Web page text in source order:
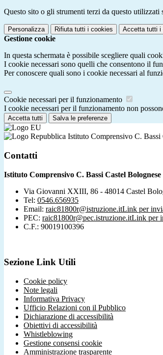
Questo sito o gli strumenti terzi da questo
Personalizza Rifiuta tutti i cookies Accetta tutti i
Gestione cookie
In questa schermata è possibile scegliere quali
I cookie necessari sono quelli che consentono il
Per conoscere quali sono i cookie necessari al
Cookie necessari per il funzionamento
I cookie necessari per il funzionamento non
Accetta tutti Salva le preferenze
Istituto Comprensivo C. Bassi
Contatti
Istituto Comprensivo C. Bassi Castel Bolognese
Via Giovanni XXIII, 86 - 48014 Castel
Tel: 0546.656935
Email: raic81800r@istruzione.itLink per
PEC: raic81800r@pec.istruzione.itLink per
C.F.: 90019100396
Sezione Link Utili
Cookie policy
Note legali
Informativa Privacy
Ufficio Relazioni con il Pubblico
Dichiarazione di accessibilità
Obiettivi di accessibilità
Whistleblowing
Gestione consensi cookie
Amministrazione trasparente